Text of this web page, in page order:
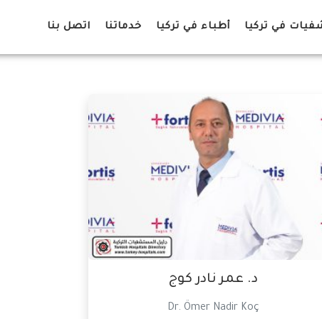
في تركيا أطباء في تركيا خدماتنا اتصل بنا
د. عمر نادر كوج
Dr. Ömer Nadir Koç